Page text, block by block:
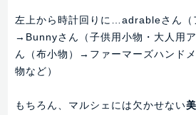
左上から時計回りに…adrableさん（
→Bunnyさん（子供用小物・大人用
ん（布小物）→ファーマーズハンド
物など）
もちろん、マルシェには欠かせない